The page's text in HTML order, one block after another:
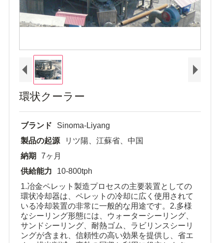
環状クーラー
ブランド
Sinoma-Liyang
製品の起源
リツ陽、江蘇省、中国
納期
7ヶ月
供給能力
10-800tph
1.冶金ペレット製造プロセスの主要装置としての
環状冷却器は、ペレットの冷却に広く使用されて
いる冷却装置の非常に一般的な用途です。2.多様
なシーリング形態には、ウォーターシーリング、
サンドシーリング、耐熱ゴム、ラビリンスシーリ
ングが含まれ、信頼性の高い効果を提供し、省エ